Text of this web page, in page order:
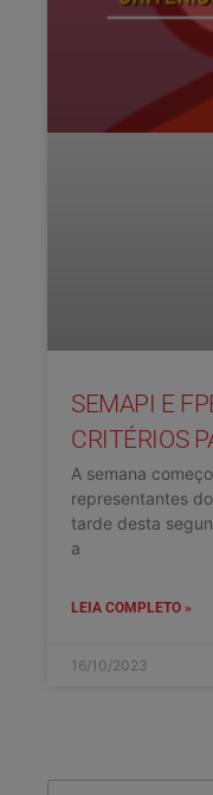
SEMAPI E
CRITÉRIOS
A semana
representantes
tarde desta
a
LEIA COMPLETO »
16/10/2023